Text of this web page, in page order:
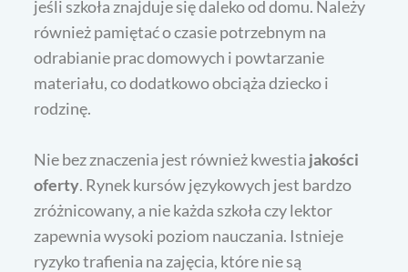
jeśli szkoła znajduje się daleko od domu. Należy
również pamiętać o czasie potrzebnym na
odrabianie prac domowych i powtarzanie
materiału, co dodatkowo obciąża dziecko i
rodzinę.
Nie bez znaczenia jest również kwestia jakości
oferty. Rynek kursów językowych jest bardzo
zróżnicowany, a nie każda szkoła czy lektor
zapewnia wysoki poziom nauczania. Istnieje
ryzyko trafienia na zajęcia, które nie są